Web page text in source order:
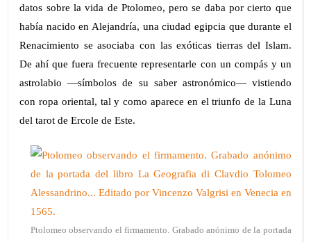
datos sobre la vida de Ptolomeo, pero se daba por cierto que
había nacido en Alejandría, una ciudad egipcia que durante el
Renacimiento se asociaba con las exóticas tierras del Islam.
De ahí que fuera frecuente representarle con un compás y un
astrolabio —símbolos de su saber astronómico— vistiendo
con ropa oriental, tal y como aparece en el triunfo de la Luna
del tarot de Ercole de Este.
Ptolomeo observando el firmamento. Grabado anónimo de la portada